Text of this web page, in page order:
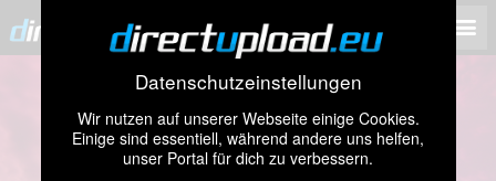
Datenschutzeinstellungen
Wir nutzen auf unserer Webseite einige Cookies.
Einige sind essentiell, während andere uns helfen,
unser Portal für dich zu verbessern.